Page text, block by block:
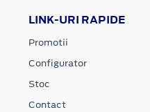
LINK-URI RAPIDE
Promotii
Configurator
Stoc
Contact